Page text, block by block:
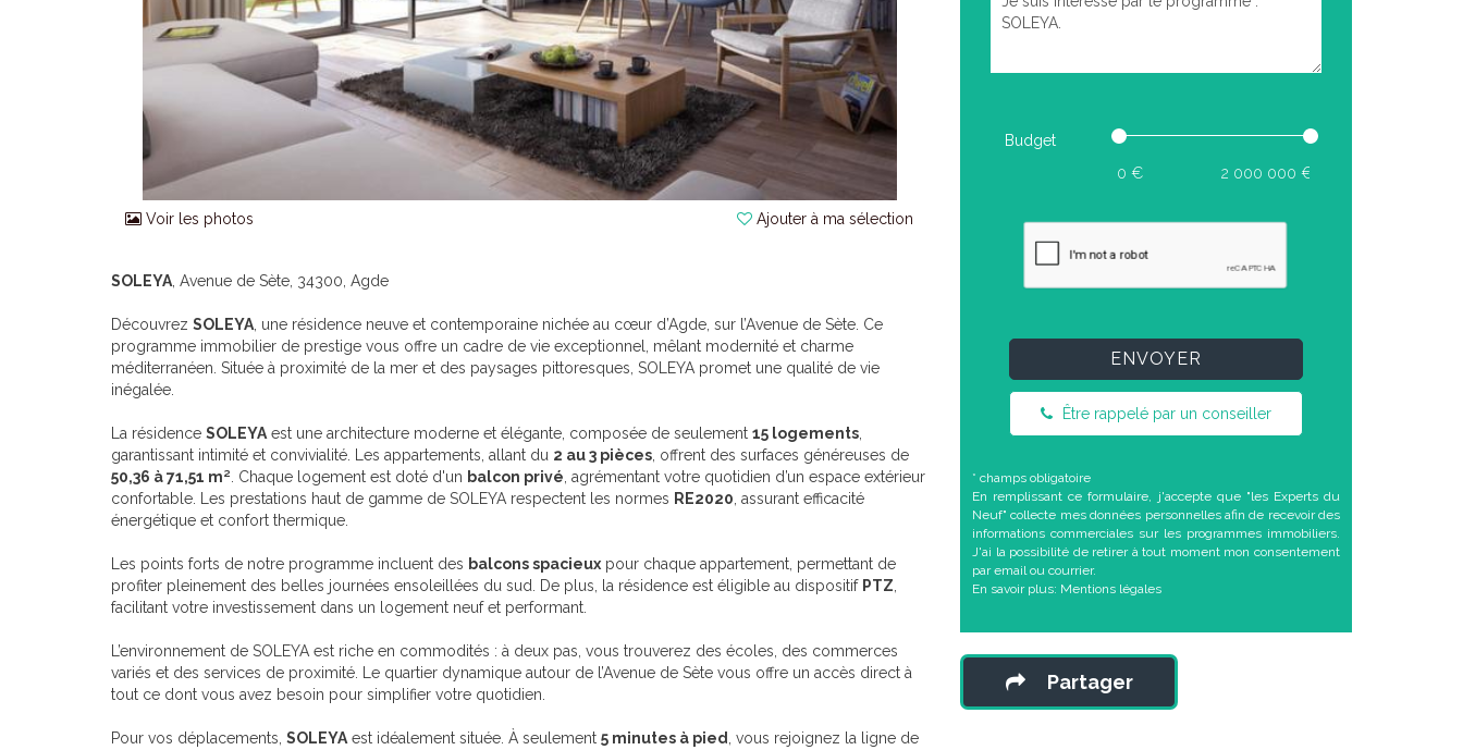
Voir les photos Ajouter à ma sélection
SOLEYA , Avenue de Sète, 34300, Agde
Découvrez SOLEYA , une résidence neuve et contemporaine nichée au cœur d’Agde, sur l’Avenue de Sète. Ce
programme immobilier de prestige vous offre un cadre de vie exceptionnel, mêlant modernité et charme
méditerranéen. Située à proximité de la mer et des paysages pittoresques, SOLEYA promet une qualité de vie
inégalée.
La résidence SOLEYA est une architecture moderne et élégante, composée de seulement 15 logements
garantissant intimité et convivialité. Les appartements, allant du 2 au 3 pièces , offrent des surfaces généreuses de
50,36 à 71,51 m² . Chaque logement est doté d'un balcon privé , agrémentant votre quotidien d’un espace extérieur
confortable. Les prestations haut de gamme de SOLEYA respectent les normes RE2020 , assurant efficacité
énergétique et confort thermique.
Les points forts de notre programme incluent des balcons spacieux pour chaque appartement, permettant de
profiter pleinement des belles journées ensoleillées du sud. De plus, la résidence est éligible au dispositif PTZ
facilitant votre investissement dans un logement neuf et performant.
L’environnement de SOLEYA est riche en commodités : à deux pas, vous trouverez des écoles, des commerces
variés et des services de proximité. Le quartier dynamique autour de l’Avenue de Sète vous offre un accès direct à
tout ce dont vous avez besoin pour simplifier votre quotidien.
Pour vos déplacements, SOLEYA est idéalement située. À seulement 5 minutes à pied
, vous rejoignez la ligne de
Budget
ENVOYER
Être rappelé par un conseiller
* champs obligatoire
En remplissant ce formulaire, j'accepte que "les Experts du
Neuf" collecte mes données personnelles afin de recevoir des
informations commerciales sur les programmes immobiliers.
J'ai la possibilité de retirer à tout moment mon consentement
par email ou courrier.
En savoir plus: Mentions légales
Partager